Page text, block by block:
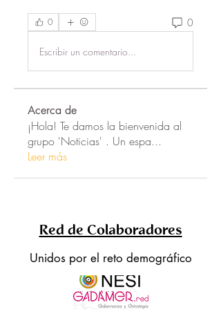
0 0
Escribir un comentario...
Acerca de
¡Hola! Te damos la bienvenida al
grupo 'Noticias' . Un espa...
Leer más
Red de Colaboradores
Unidos por el reto demográfico